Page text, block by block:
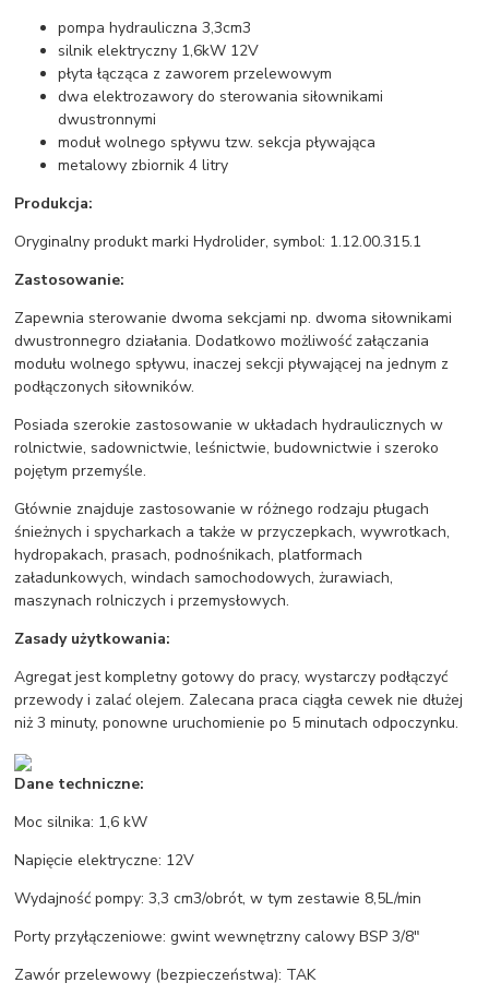
pompa hydrauliczna 3,3cm3
silnik elektryczny 1,6kW 12V
płyta łącząca z zaworem przelewowym
dwa elektrozawory do sterowania siłownikami
dwustronnymi
moduł wolnego spływu tzw. sekcja pływająca
metalowy zbiornik 4 litry
Produkcja:
Oryginalny produkt marki Hydrolider, symbol: 1.12.00.315.1
Zastosowanie:
Zapewnia sterowanie dwoma sekcjami np. dwoma siłownikami
dwustronnegro działania. Dodatkowo możliwość załączania
modułu wolnego spływu, inaczej sekcji pływającej na jednym z
podłączonych siłowników.
Posiada szerokie zastosowanie w układach hydraulicznych w
rolnictwie, sadownictwie, leśnictwie, budownictwie i szeroko
pojętym przemyśle.
Głównie znajduje zastosowanie w różnego rodzaju pługach
śnieżnych i spycharkach a także w przyczepkach, wywrotkach,
hydropakach, prasach, podnośnikach, platformach
załadunkowych, windach samochodowych, żurawiach,
maszynach rolniczych i przemysłowych.
Zasady użytkowania:
Agregat jest kompletny gotowy do pracy, wystarczy podłączyć
przewody i zalać olejem. Zalecana praca ciągła cewek nie dłużej
niż 3 minuty, ponowne uruchomienie po 5 minutach odpoczynku.
Dane techniczne:
Moc silnika: 1,6 kW
Napięcie elektryczne: 12V
Wydajność pompy: 3,3 cm3/obrót, w tym zestawie 8,5L/min
Porty przyłączeniowe: gwint wewnętrzny calowy BSP 3/8"
Zawór przelewowy (bezpieczeństwa): TAK